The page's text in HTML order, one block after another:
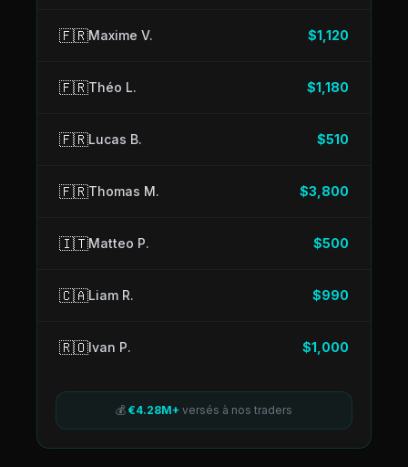
🇫🇷Maxime V. $1,120
🇫🇷Théo L. $1,180
🇫🇷Lucas B. $510
🇫🇷Thomas M. $3,800
🇮🇹Matteo P. $500
🇨🇦Liam R. $990
🇷🇴Ivan P. $1,000
💰 €4.28M+ versés à nos traders